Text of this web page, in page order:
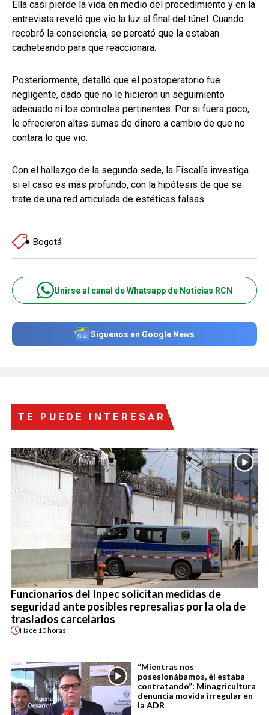
Ella casi pierde la vida en medio del procedimiento y en la
entrevista reveló que vio la luz al final del túnel. Cuando
recobró la consciencia, se percató que la estaban
cacheteando para que reaccionara.
Posteriormente, detalló que el postoperatorio fue
negligente, dado que no le hicieron un seguimiento
adecuado ni los controles pertinentes. Por si fuera poco,
le ofrecieron altas sumas de dinero a cambio de que no
contara lo que vio.
Con el hallazgo de la segunda sede, la Fiscalía investiga
si el caso es más profundo, con la hipótesis de que se
trate de una red articulada de estéticas falsas.
Bogotá
Unirse al canal de Whatsapp de Noticias RCN
Síguenos en Google News
TE PUEDE INTERESAR
Funcionarios del Inpec solicitan medidas de
seguridad ante posibles represalias por la ola de
traslados carcelarios
Hace 10 horas
“Mientras nos
posesionábamos, él estaba
contratando”: Minagricultura
denuncia movida irregular en
la ADR